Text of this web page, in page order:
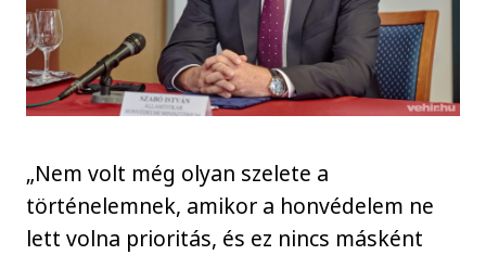
„Nem volt még olyan szelete a
történelemnek, amikor a honvédelem ne
lett volna prioritás, és ez nincs másként